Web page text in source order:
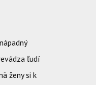
ľudí
ženy si k